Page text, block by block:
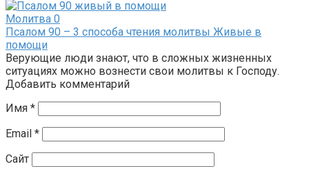
Молитва 0
Псалом 90 – 3 способа чтения молитвы Живые в
помощи
Верующие люди знают, что в сложных жизненных
ситуациях можно вознести свои молитвы к Господу.
Добавить комментарий
Имя *
Email *
Сайт